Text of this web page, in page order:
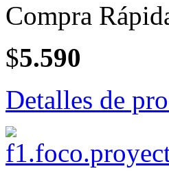
Compra
$5.590
Detalles de